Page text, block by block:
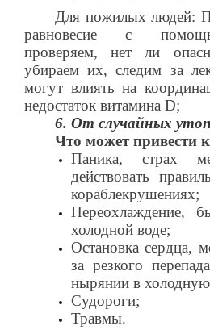
Для пожилых людей:
равновесие с
проверяем, нет ли
убираем их, следим за
могут влиять на
недостаток витамина D;
6. От случайных
Что может привести
Паника, страх
действовать
кораблекрушениях;
Переохлаждение,
холодной воде;
Остановка сердца,
за резкого
нырянии в
Судороги;
Травмы.